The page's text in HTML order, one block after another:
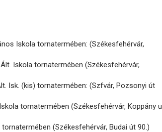
Iskola tornatermében: (Székesfehérvár,
Iskola tornatermében (Székesfehérvár,
Isk. (kis) tornatermében: (Szfvár, Pozsonyi út
tornatermében (Székesfehérvár, Koppány u
(Székesfehérvár, Budai út 90.)